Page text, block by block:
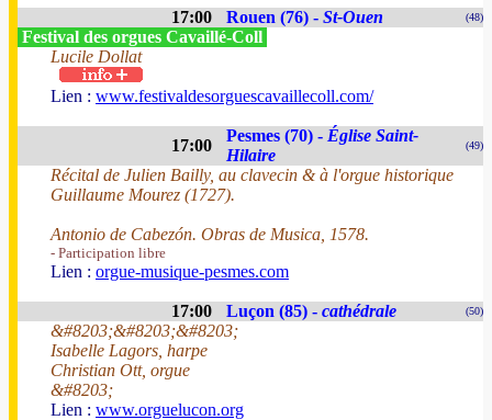
17:00 Rouen (76) - St-Ouen (48)
Festival des orgues Cavaillé-Coll
Lucile Dollat
Lien : www.festivaldesorguescavaillecoll.com/
17:00
Pesmes (70) - Église Saint-
Hilaire
(49)
Récital de Julien Bailly, au clavecin & à l'orgue historique
Guillaume Mourez (1727).
Antonio de Cabezón. Obras de Musica, 1578.
- Participation libre
Lien : orgue-musique-pesmes.com
17:00 Luçon (85) - cathédrale (50)
&#8203;&#8203;&#8203;
Isabelle Lagors, harpe
Christian Ott, orgue
&#8203;
Lien : www.orguelucon.org